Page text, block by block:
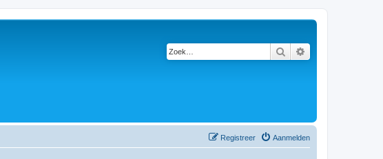
Zoek
Aanmelden
Registreer